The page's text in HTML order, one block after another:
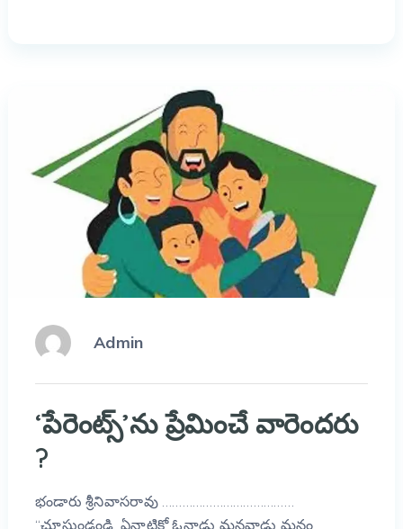
Admin
‘పేరెంట్స్’ను ప్రేమించే వారెందరు
?
భండారు శ్రీనివాసరావు …………………………………
“చూస్తుండండి. ఏనాటికో ఓనాడు మనవాడు మనం